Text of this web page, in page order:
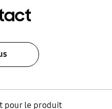
pour le produit